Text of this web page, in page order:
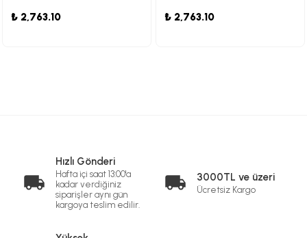
₺ 2,763.10 ₺ 2,763.10
Hızlı Gönderi
Hafta içi saat 13:00'a
kadar verdiğiniz
siparişler aynı gün
kargoya teslim edilir.
3000TL ve üzeri
Ücretsiz Kargo